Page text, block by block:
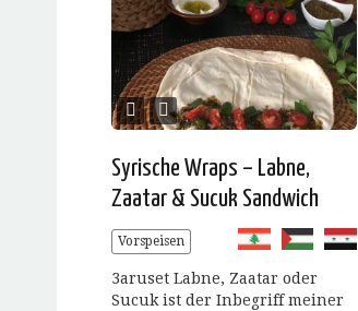
Syrische Wraps – Labne,
Zaatar & Sucuk Sandwich
Vorspeisen
3aruset Labne, Zaatar oder
Sucuk ist der Inbegriff meiner